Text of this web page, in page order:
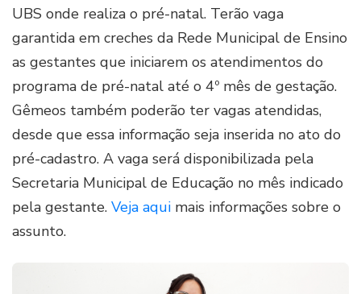
UBS onde realiza o pré-natal. Terão vaga
garantida em creches da Rede Municipal de Ensino
as gestantes que iniciarem os atendimentos do
programa de pré-natal até o 4º mês de gestação.
Gêmeos também poderão ter vagas atendidas,
desde que essa informação seja inserida no ato do
pré-cadastro. A vaga será disponibilizada pela
Secretaria Municipal de Educação no mês indicado
pela gestante. Veja aqui mais informações sobre o
assunto.